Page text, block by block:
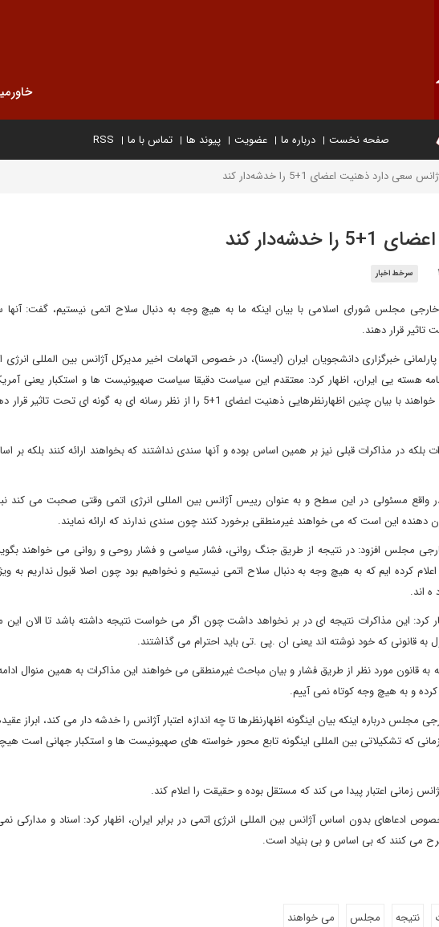
صفحه نخست درباره ما عضویت پیوند ها تماس با ما RSS
سعی دارد ذهنیت اعضای 1+5 را خدشه‌دار کند
کند
سرخط اخبار
مجلس شورای اسلامی با بیان اینکه ما به هیچ وجه به دنبال سلاح اتمی نیستیم، گفت: آنها
خبرگزاری دانشجویان ایران (ایسنا)، در خصوص اتهامات اخیر مدیرکل آژانس بین المللی انرژی
هسته یی ایران، اظهار کرد: معتقدم این سیاست دقیقا سیاست صهیونیست ها و استکبار یعنی
زمانی مذاکرات ایران با 1+5 آغاز می شود می خواهند با بیان چنین اظهارنظرهایی ذهنیت اعضای 1+5 را از نظر رسانه ای به
بلکه در مذاکرات قبلی نیز بر همین اساس بوده و آنها سندی نداشتند که بخواهند ارائه کنند بلکه بر
واقع مسئولی در این سطح و به عنوان رییس آژانس بین المللی انرژی اتمی وقتی صحبت می کند
دهنده این است که می خواهند غیرمنطقی برخورد کنند چون سندی ندارند که ارائه نمایند.
مجلس افزود: در نتیجه از طریق جنگ روانی، فشار سیاسی و فشار روحی و روانی می خواهند
کرده ایم که به هیچ وجه به دنبال سلاح اتمی نیستیم و نخواهیم بود چون اصلا قبول نداریم به
اند.
این مذاکرات نتیجه ای در بر نخواهد داشت چون اگر می خواست نتیجه داشته باشد تا الان این
به قانونی که خود نوشته اند یعنی ان .پی .تی باید احترام می گذاشتند.
قانون مورد نظر از طریق فشار و بیان مباحث غیرمنطقی می خواهند این مذاکرات به همین منوال
کرده و به هیچ وجه کوتاه نمی آییم.
درباره اینکه بیان اینگونه اظهارنظرها تا چه اندازه اعتبار آژانس را خدشه دار می کند، ابراز
که تشکیلاتی بین المللی اینگونه تابع محور خواسته های صهیونیست ها و استکبار جهانی است
زمانی اعتبار پیدا می کند که مستقل بوده و حقیقت را اعلام کند.
بدون اساس آژانس بین المللی انرژی اتمی در برابر ایران، اظهار کرد: اسناد و مدارکی نمی
می کنند که بی اساس و بی بنیاد است.
نتیجه مجلس می خواهند